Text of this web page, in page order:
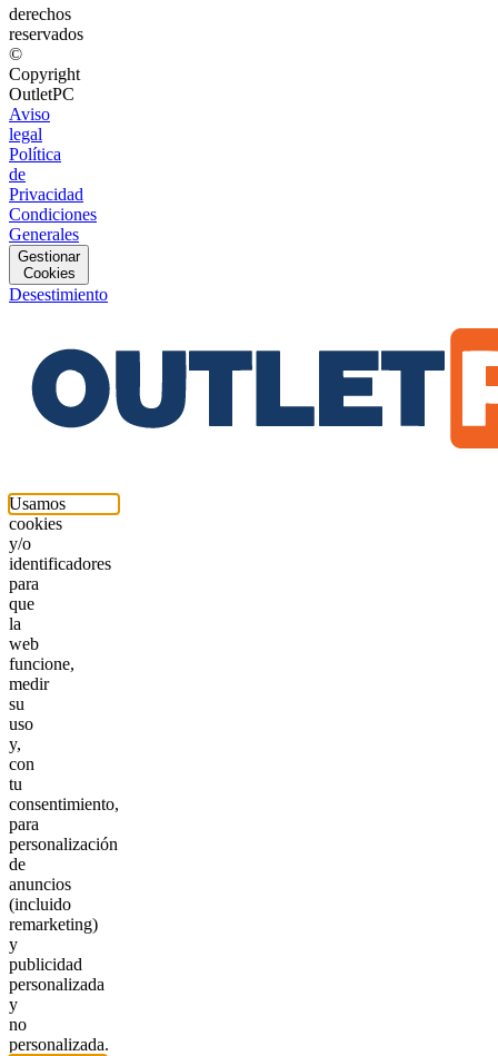
derechos
reservados
©
Copyright
OutletPC
Aviso
legal
Política
de
Privacidad
Condiciones
Generales
Gestionar
Cookies
Desestimiento
Usamos
cookies
y/o
identificadores
para
que
la
web
funcione,
medir
su
uso
y,
con
tu
consentimiento,
para
personalización
de
anuncios
(incluido
remarketing)
y
publicidad
personalizada
y
no
personalizada.